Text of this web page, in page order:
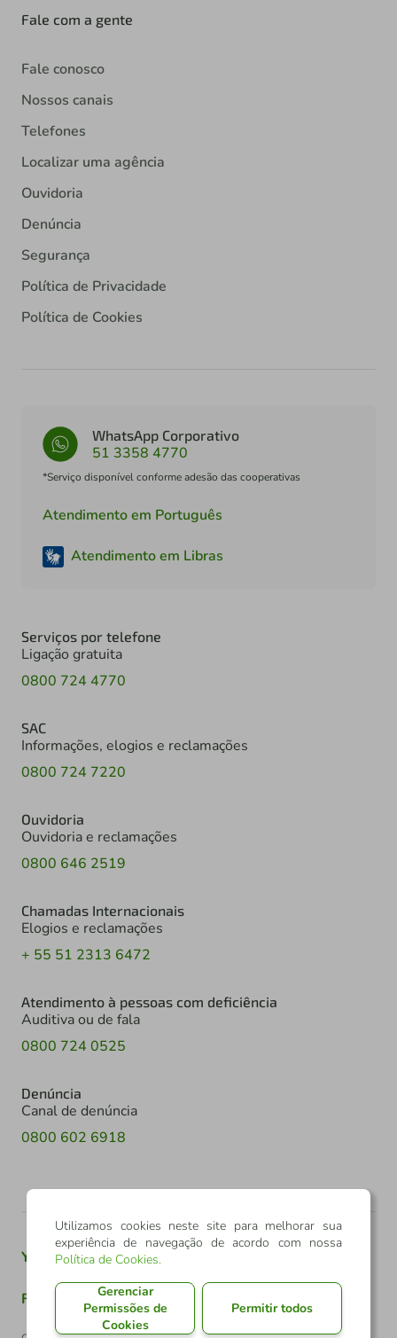
Fale com a gente
Fale conosco
Nossos canais
Telefones
Localizar uma agência
Ouvidoria
Denúncia
Segurança
Política de Privacidade
Política de Cookies
WhatsApp Corporativo
51 3358 4770
*Serviço disponível conforme adesão das cooperativas
Atendimento em Português
Atendimento em Libras
Serviços por telefone
Ligação gratuita
0800 724 4770
SAC
Informações, elogios e reclamações
0800 724 7220
Ouvidoria
Ouvidoria e reclamações
0800 646 2519
Chamadas Internacionais
Elogios e reclamações
+ 55 51 2313 6472
Atendimento à pessoas com deficiência
Auditiva ou de fala
0800 724 0525
Denúncia
Canal de denúncia
0800 602 6918
Youtube Twitter
Facebook TikTok
Utilizamos cookies neste site para melhorar sua
experiência de navegação de acordo com nossa
Política de Cookies.
Gerenciar
Permissões de
Cookies
Permitir todos